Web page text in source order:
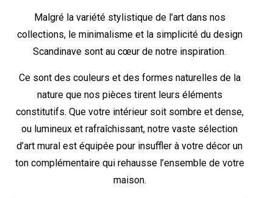
Malgré la variété stylistique de l’art dans nos
collections, le minimalisme et la simplicité du design
Scandinave sont au cœur de notre inspiration.
Ce sont des couleurs et des formes naturelles de la
nature que nos pièces tirent leurs éléments
constitutifs. Que votre intérieur soit sombre et dense,
ou lumineux et rafraîchissant, notre vaste sélection
d’art mural est équipée pour insuffler à votre décor un
ton complémentaire qui rehausse l’ensemble de votre
maison.